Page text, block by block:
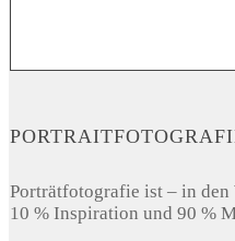
Porträtfotografie ist – in
10 % Inspiration und 90 %